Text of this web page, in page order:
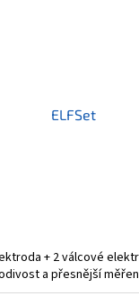
ELFSet
+ 2 válcové
a přesnější